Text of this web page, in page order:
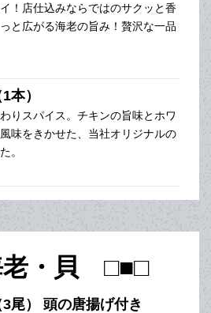
！店仕込みならではのサクッと香
と広がる海老の旨み！贅沢な一品
本）
りスパイス。チキンの旨味とホワ
味をきかせた、当社オリジナルの
。
・貝 □■□
尾） 頭の唐揚げ付き